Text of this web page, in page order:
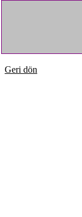
Geri dön